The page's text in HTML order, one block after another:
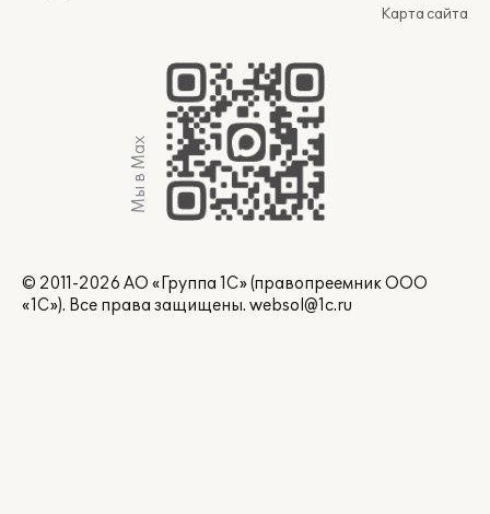
Карта сайта
Мы в Max
© 2011-2026 АО «Группа 1С» (правопреемник ООО
«1С»). Все права защищены. websol@1c.ru